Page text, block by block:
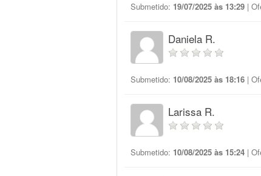
Submetido: 19/07/2025 às 13:29 |
Daniela R.
Submetido: 10/08/2025 às 18:16 |
Larissa R.
Submetido: 10/08/2025 às 15:24 |